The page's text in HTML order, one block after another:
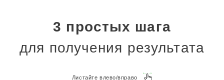
3 простых шага
для получения результата
Листайте влево/вправо